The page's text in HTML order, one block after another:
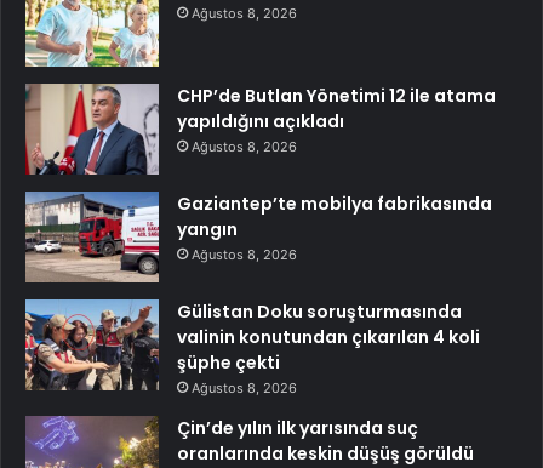
Ağustos 8, 2026
CHP’de Butlan Yönetimi 12 ile atama
yapıldığını açıkladı
Ağustos 8, 2026
Gaziantep’te mobilya fabrikasında
yangın
Ağustos 8, 2026
Gülistan Doku soruşturmasında
valinin konutundan çıkarılan 4 koli
şüphe çekti
Ağustos 8, 2026
Çin’de yılın ilk yarısında suç
oranlarında keskin düşüş görüldü